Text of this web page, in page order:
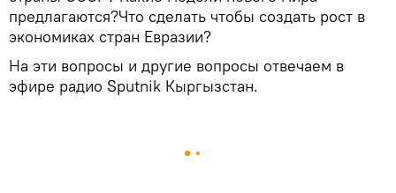
предлагаются?Что сделать чтобы создать рост в
экономиках стран Евразии?
На эти вопросы и другие вопросы отвечаем в
эфире радио Sputnik Кыргызстан.